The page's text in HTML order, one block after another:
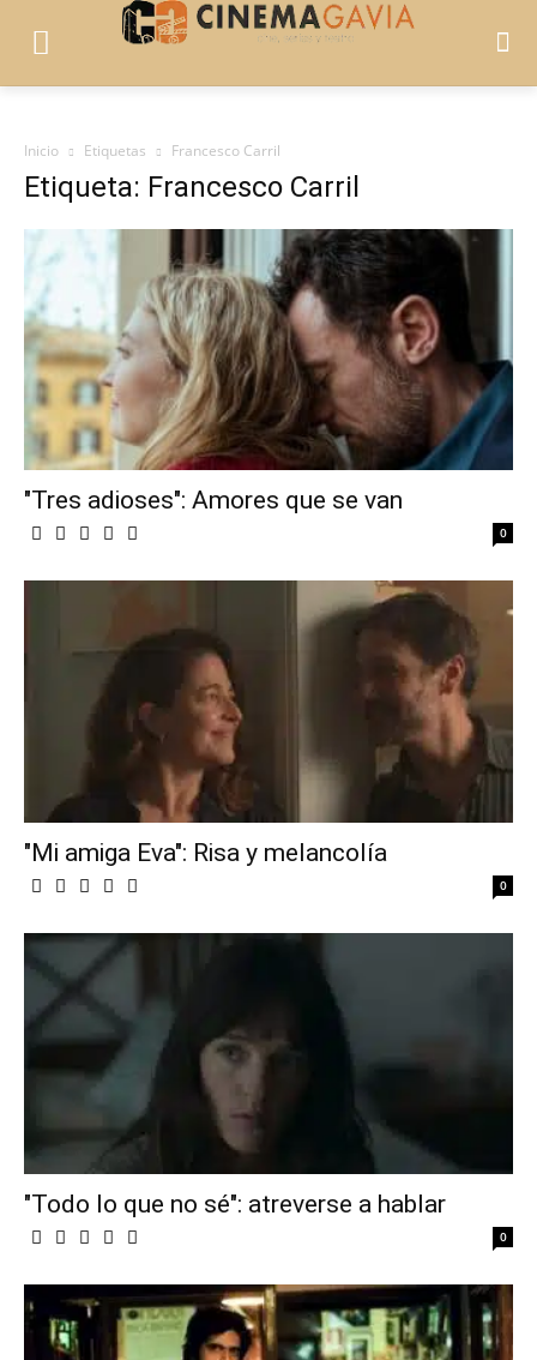
Inicio Etiquetas Francesco Carril
Etiqueta: Francesco Carril
"Tres adioses": Amores que se van
0
"Mi amiga Eva": Risa y melancolía
0
"Todo lo que no sé": atreverse a hablar
0